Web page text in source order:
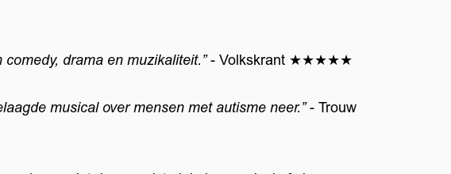
drama en muzikaliteit.”- Volkskrant ★★★★★
musical over mensen met autisme neer.”- Trouw